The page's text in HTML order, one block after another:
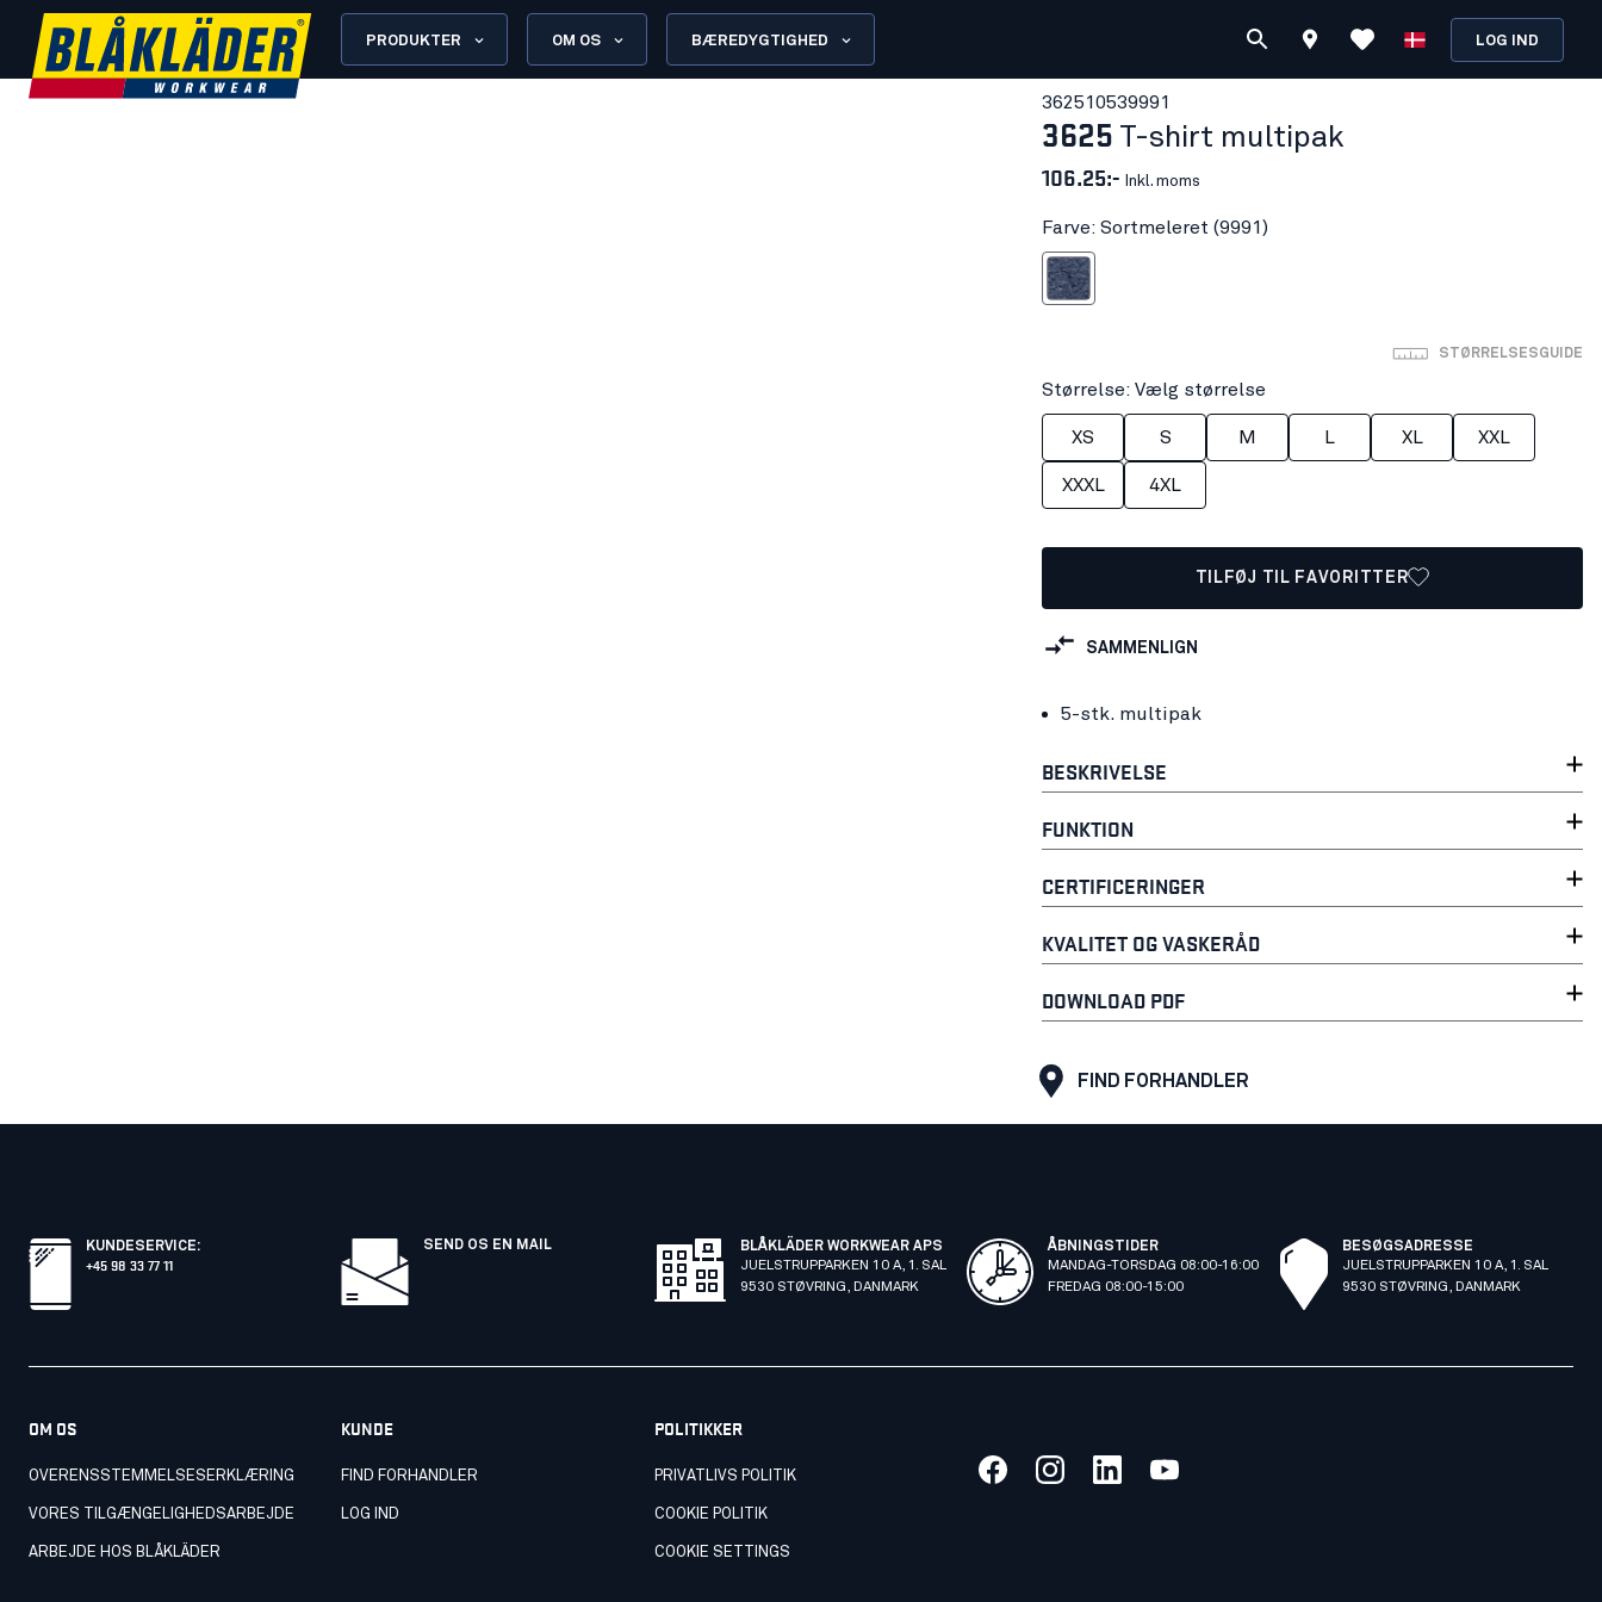
PRODUKTER OM OS BÆREDYGTIGHED LOG IND
362510539991
3625 T-shirt multipak
106.25:- Inkl. moms
Farve: Sortmeleret (9991)
Sortmeleret
STØRRELSESGUIDE
Størrelse: Vælg størrelse
XS S M L XL XXL
XXXL 4XL
TILFØJ TIL FAVORITTER
SAMMENLIGN
5-stk. multipak
BESKRIVELSE
FUNKTION
CERTIFICERINGER
KVALITET OG VASKERÅD
DOWNLOAD PDF
FIND FORHANDLER
KUNDESERVICE:
+45 98 33 77 11
SEND OS EN MAIL
BLÅKLÄDER WORKWEAR APS
JUELSTRUPPARKEN 10 A, 1. SAL
9530 STØVRING, DANMARK
ÅBNINGSTIDER
MANDAG-TORSDAG 08:00-16:00
FREDAG 08:00-15:00
BESØGSADRESSE
JUELSTRUPPARKEN 10 A, 1. SAL
9530 STØVRING, DANMARK
OM OS
OVERENSSTEMMELSESERKLÆRING
VORES TILGÆNGELIGHEDSARBEJDE
ARBEJDE HOS BLÅKLÄDER
KUNDE
FIND FORHANDLER
LOG IND
POLITIKKER
PRIVATLIVS POLITIK
COOKIE POLITIK
COOKIE SETTINGS